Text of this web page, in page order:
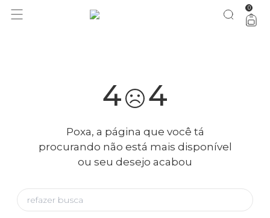
você merece 30% OFF pra comemorar com a gente aproveita! 0
4 4
Poxa, a página que você tá
procurando não está mais disponível
ou seu desejo acabou